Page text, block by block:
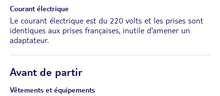
Courant électrique
Le courant électrique est du 220 volts et les prises sont
identiques aux prises françaises, inutile d'amener un
adaptateur.
Avant de partir
Vêtements et équipements